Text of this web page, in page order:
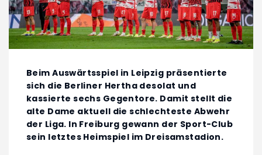
Beim Auswärtsspiel in Leipzig präsentierte
sich die Berliner Hertha desolat und
kassierte sechs Gegentore. Damit stellt die
alte Dame aktuell die schlechteste Abwehr
der Liga. In Freiburg gewann der Sport-Club
sein letztes Heimspiel im Dreisamstadion.